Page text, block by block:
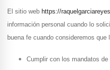
El sitio web https://
información personal cuando lo
buena fe cuando consideremos
Cumplir con los mandatos